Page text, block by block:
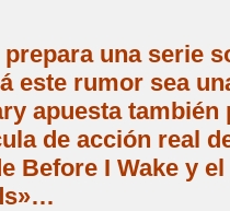
una serie
este rumor sea
apuesta
de acción real
Before I Wake y